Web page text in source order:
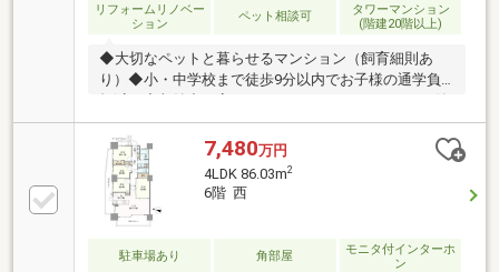
リフォームリノベー
ション
ペット相談可
タワーマンション
(階建20階以上)
◆大切なペットと暮らせるマンション（飼育細則あ
り）◆小・中学校まで徒歩9分以内でお子様の通学負
担減！◆収納力を高めるウォークインクローゼット付
き豊かに過ごすには【インテリア】家具や家電と【エ
クステリア】カーポートや楽しめる庭、この充実度で
変わってきます。これらを一括で購入でき、その代金
を住宅ローンに組み込むことが可能なサービス、それ
がやどかリッチです。※東京MXテレビ「カンニング竹
山のイチバン研究所」２０２３年７月１日放送
7,480万円
4LDK 86.03m2
6階 西
駐車場あり 角部屋
モニタ付インターホ
ン